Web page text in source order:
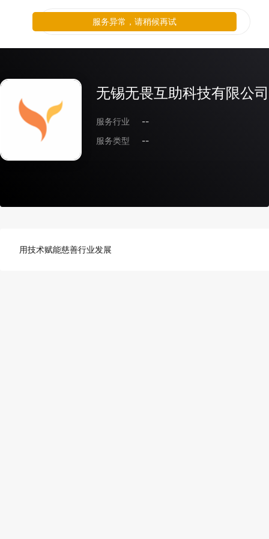
无锡无畏互助科技有限公司
服务行业
--
服务类型
--
用技术赋能慈善行业发展
服务异常，请稍候再试